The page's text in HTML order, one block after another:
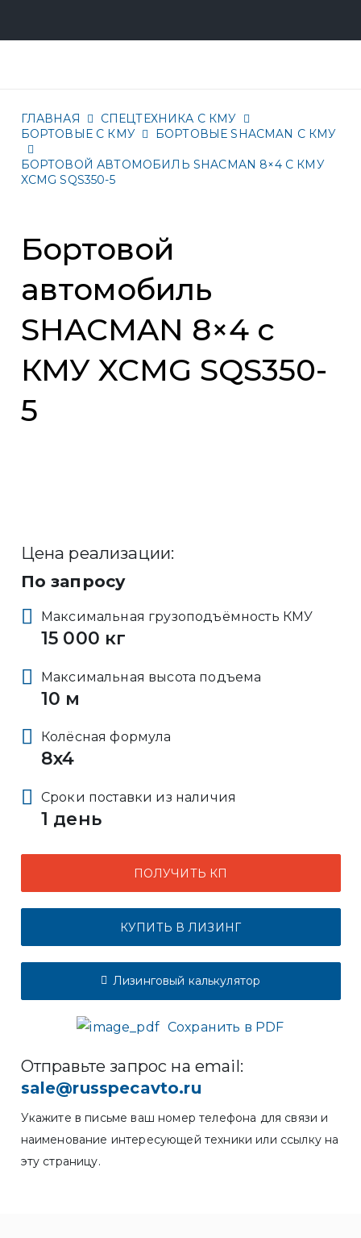
ГЛАВНАЯ
СПЕЦТЕХНИКА С КМУ
БОРТОВЫЕ С КМУ
БОРТОВЫЕ SHACMAN С КМУ
БОРТОВОЙ АВТОМОБИЛЬ SHACMAN 8×4 С КМУ
XCMG SQS350-5
Бортовой
автомобиль
SHACMAN 8×4 с
КМУ XCMG SQS350-
5
Цена реализации:
По запросу
Максимальная грузоподъёмность КМУ
15 000 кг
Максимальная высота подъема
10 м
Колёсная формула
8x4
Сроки поставки из наличия
1 день
ПОЛУЧИТЬ КП
КУПИТЬ В ЛИЗИНГ
Лизинговый калькулятор
Сохранить в PDF
Отправьте запрос на email:
sale@russpecavto.ru
Укажите в письме ваш номер телефона для связи и
наименование интересующей техники или ссылку на
эту страницу.